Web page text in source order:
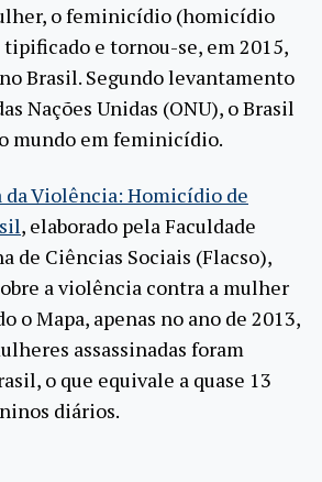
o feminicídio (homicídio
e tornou-se, em 2015,
Brasil. Segundo levantamento
Nações Unidas (ONU), o Brasil
mundo em feminicídio.
da Violência: Homicídio de
, elaborado pela Faculdade
de Ciências Sociais (Flacso),
a violência contra a mulher
o Mapa, apenas no ano de 2013,
assassinadas foram
o que equivale a quase 13
diários.